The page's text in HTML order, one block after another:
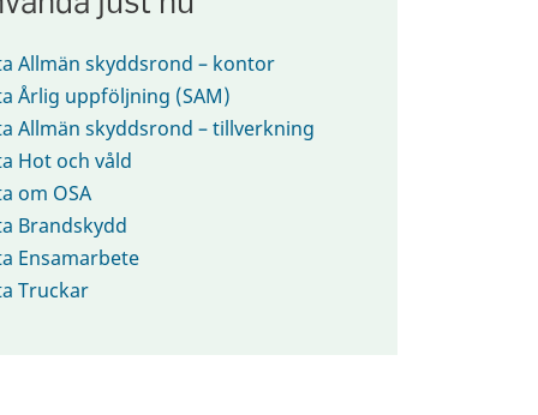
Allmän skyddsrond – kontor
Årlig uppföljning (SAM)
Allmän skyddsrond – tillverkning
Hot och våld
om OSA
Brandskydd
Ensamarbete
Truckar